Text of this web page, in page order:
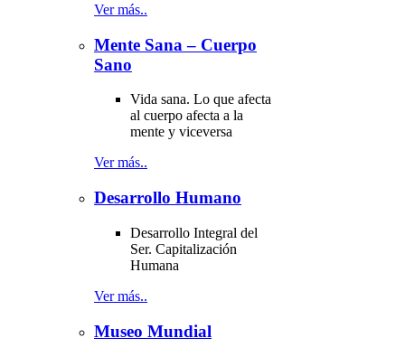
Ver más..
Mente Sana – Cuerpo
Sano
Vida sana. Lo que afecta
al cuerpo afecta a la
mente y viceversa
Ver más..
Desarrollo Humano
Desarrollo Integral del
Ser. Capitalización
Humana
Ver más..
Museo Mundial